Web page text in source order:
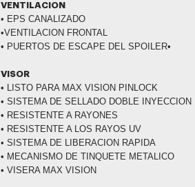
VENTILACION
• EPS CANALIZADO
•VENTILACION FRONTAL
• PUERTOS DE ESCAPE DEL SPOILER•
VISOR
• LISTO PARA MAX VISION PINLOCK
• SISTEMA DE SELLADO DOBLE INYECCION
• RESISTENTE A RAYONES
• RESISTENTE A LOS RAYOS UV
• SISTEMA DE LIBERACION RAPIDA
• MECANISMO DE TINQUETE METALICO
• VISERA MAX VISION